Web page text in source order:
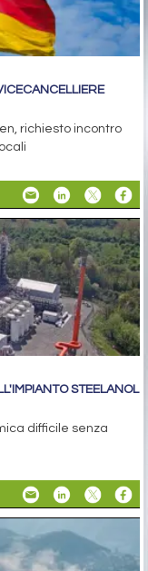
richiesto incontro
STEELANOL
difficile senza